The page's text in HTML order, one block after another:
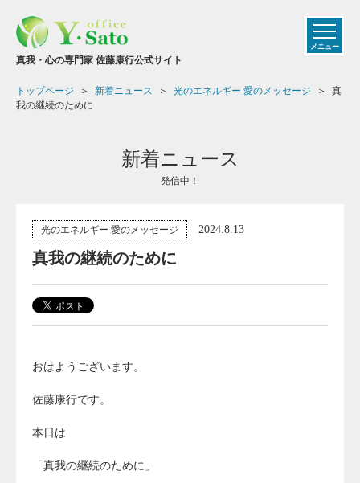
真我・心の専門家 佐藤康行公式サイト
メニュー
トップページ 新着ニュース 光のエネルギー 愛のメッセージ
真
我の継続のために
新着ニュース
発信中！
光のエネルギー 愛のメッセージ 2024.8.13
真我の継続のために
おはようございます。
佐藤康行です。
本日は
「真我の継続のために」